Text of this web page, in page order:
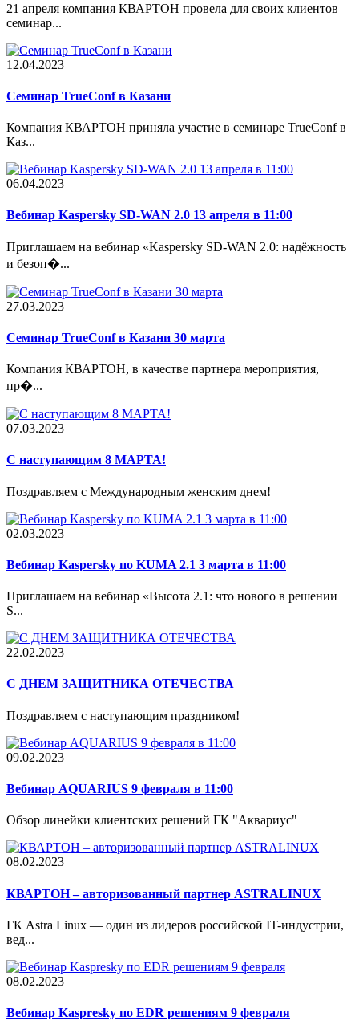
21 апреля компания КВАРТОН провела для своих клиентов
семинар...
12.04.2023
Cеминар TrueConf в Казани
Компания КВАРТОН приняла участие в семинаре TrueConf в
Каз...
06.04.2023
Вебинар Kaspersky SD-WAN 2.0 13 апреля в 11:00
Приглашаем на вебинар «Kaspersky SD-WAN 2.0: надёжность
и безоп�...
27.03.2023
Семинар TrueConf в Казани 30 марта
Компания КВАРТОН, в качестве партнера мероприятия,
пр�...
07.03.2023
С наступающим 8 МАРТА!
Поздравляем с Международным женским днем!
02.03.2023
Вебинар Kaspersky по KUMA 2.1 3 марта в 11:00
Приглашаем на вебинар «Высота 2.1: что нового в решении
S...
22.02.2023
С ДНЕМ ЗАЩИТНИКА ОТЕЧЕСТВА
Поздравляем с наступающим праздником!
09.02.2023
Вебинар AQUARIUS 9 февраля в 11:00
Обзор линейки клиентских решений ГК "Аквариус"
08.02.2023
КВАРТОН – авторизованный партнер ASTRALINUX
ГК Astra Linux — один из лидеров российской IT-индустрии,
вед...
08.02.2023
Вебинар Kaspresky по EDR решениям 9 февраля